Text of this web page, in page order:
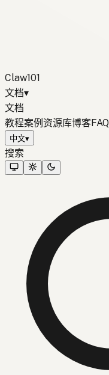
Claw101
文档▾
文档
教程案例 资源库博客FAQ
中文▾
搜索